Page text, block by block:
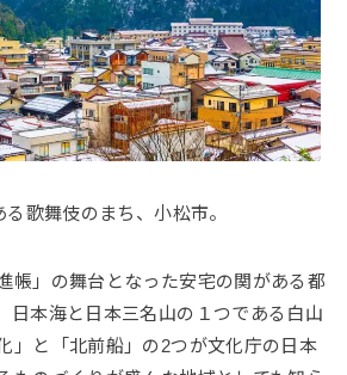
歌舞伎のまち、小松市。
帳」の舞台となった安宅の関がある都
日本海と日本三名山の１つである白山
」と「北前船」の2つが文化庁の日本